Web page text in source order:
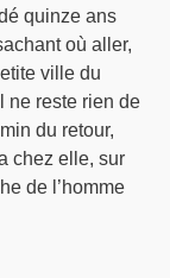
quinze ans
où aller,
ville du
ne reste rien de
du retour,
chez elle, sur
de l’homme